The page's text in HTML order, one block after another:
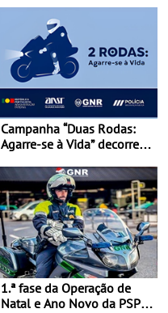
Campanha “Duas Rodas:
Agarre-se à Vida” decorre
1.ª fase da Operação de
Natal e Ano Novo da PSP e